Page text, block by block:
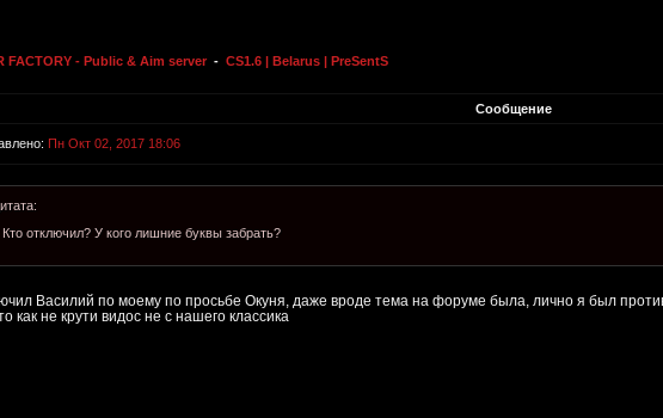
FACTORY - Public & Aim server - CS1.6 | Belarus | PreSentS
Сообщение
Пн Окт 02, 2017 18:06
Кто отключил? У кого лишние буквы забрать?
Василий по моему по просьбе Окуня, даже вроде тема на форуме была, лично я был
как не крути видос не с нашего классика